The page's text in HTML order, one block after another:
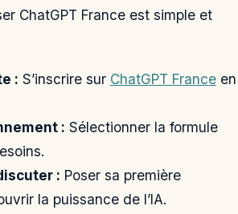
ChatGPT France est simple et
: S’inscrire sur ChatGPT Franceen
: Sélectionner la formule
: Poser sa première
la puissance de l’IA.